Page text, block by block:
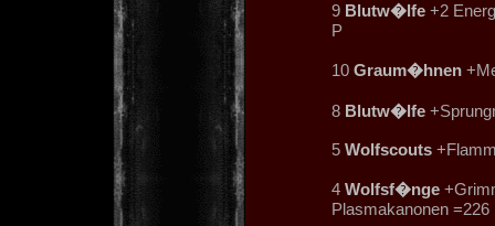
9 Blutw�lfe+2
P
10 Graum�hnen
8 Blutw�lfe
5 Wolfscouts
4 Wolfsf�nge
Plasmakanonen =226